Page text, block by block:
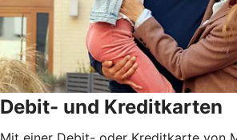
Debit- und Kreditkarten